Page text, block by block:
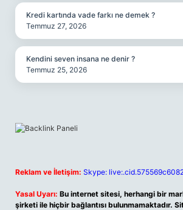
Kredi kartında vade farkı ne demek ?
Temmuz 27, 2026
Kendini seven insana ne denir ?
Temmuz 25, 2026
Reklam ve İletişim: Skype:
Yasal Uyarı: Bu internet sitesi, herhangi bir
şirketi ile hiçbir bağlantısı bulunmamaktadır.